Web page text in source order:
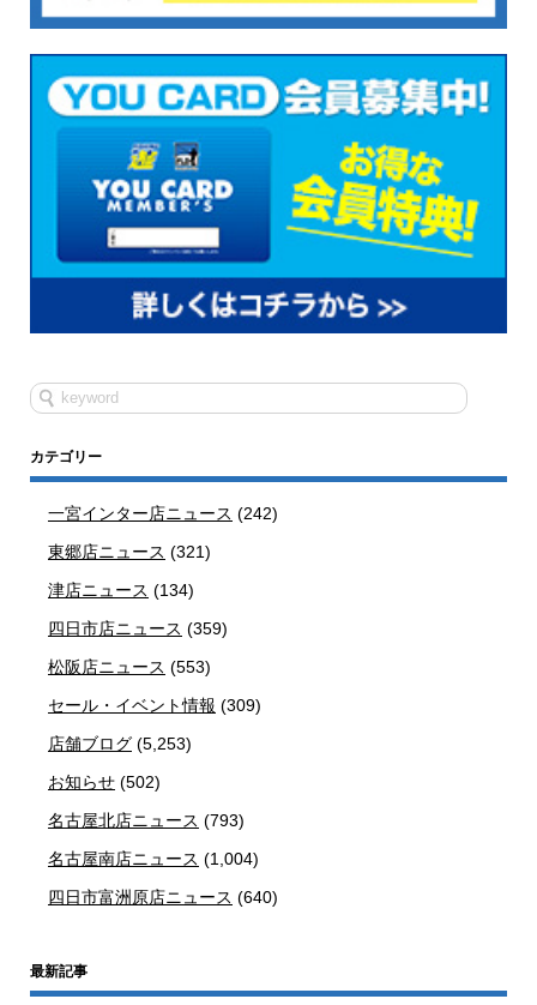
カテゴリー
一宮インター店ニュース (242)
東郷店ニュース (321)
津店ニュース (134)
四日市店ニュース (359)
松阪店ニュース (553)
セール・イベント情報 (309)
店舗ブログ (5,253)
お知らせ (502)
名古屋北店ニュース (793)
名古屋南店ニュース (1,004)
四日市富洲原店ニュース (640)
最新記事